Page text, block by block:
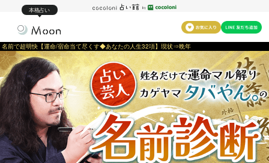
本格占い
名前で超明快【運命/宿命当て尽くす◆あなたの人生32項】現状⇒晩年